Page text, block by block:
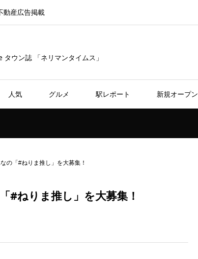
動産広告掲載
ウン誌 「ネリマンタイムス」
人気 グルメ 駅レポート 新規オープン
の「#ねりま推し」を大募集！
#ねりま推し」を大募集！